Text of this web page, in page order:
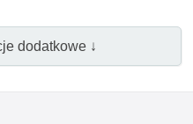
dodatkowe ↓